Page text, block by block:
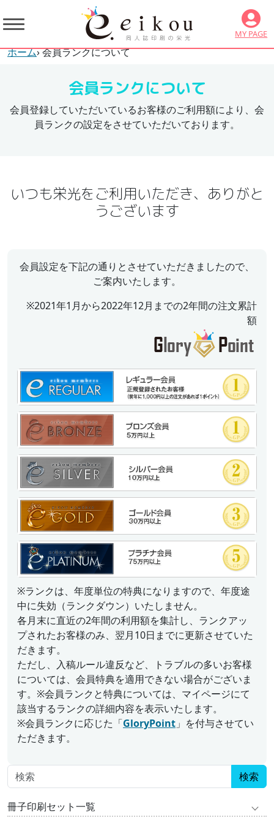
MY PAGE
ホーム› 会員ランクについて
会員ランクについて
会員登録していただいているお客様のご利用額により、会
員ランクの設定をさせていただいております。
いつも栄光をご利用いただき、ありがと
うございます
会員設定を下記の通りとさせていただきましたので、
ご案内いたします。
※2021年1月から2022年12月までの2年間の注文累計
額
※ランクは、年度単位の特典になりますので、年度途
中に失効（ランクダウン）いたしません。
各月末に直近の2年間の利用額を集計し、ランクアッ
プされたお客様のみ、翌月10日までに更新させていた
だきます。
ただし、入稿ルール違反など、トラブルの多いお客様
については、会員特典を適用できない場合がございま
す。※会員ランクと特典については、マイページにて
該当するランクの詳細内容を表示いたします。
※会員ランクに応じた「GloryPoint」を付与させてい
ただきます。
検索
冊子印刷セット一覧